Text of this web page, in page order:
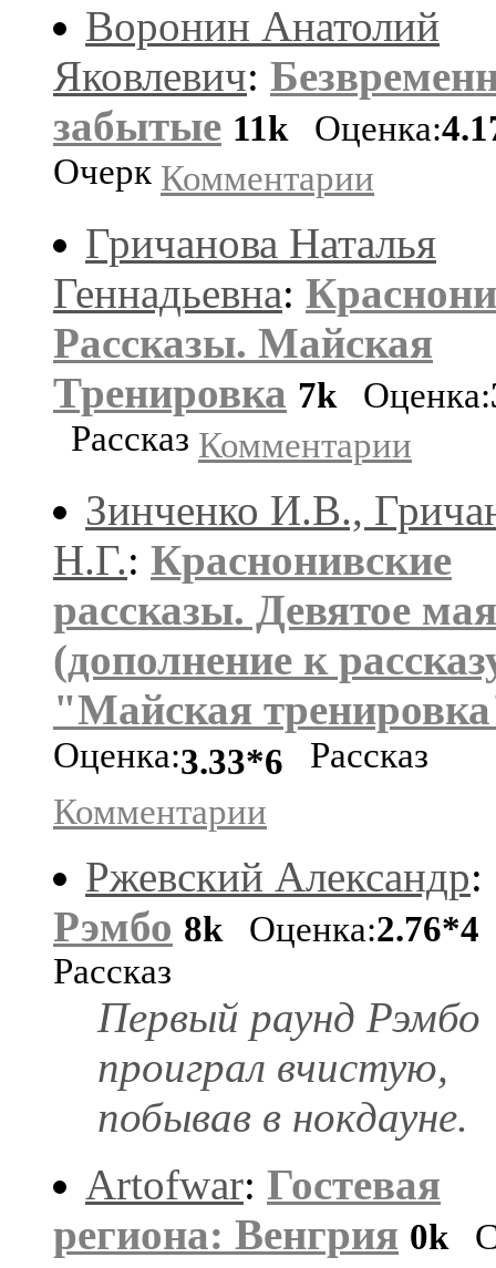
Воронин Анатолий
Яковлевич:
забытые 11k Оценка:
Очерк Комментарии
Гричанова Наталья
Геннадьевна:
Рассказы. Майская
Тренировка 7k Оценка:
Рассказ Комментарии
Зинченко И.В.,
Н.Г.: Краснонивские
рассказы. Девятое мая
(дополнение к
"Майская
Оценка:3.33*6 Рассказ
Комментарии
Ржевский Александр:
Рэмбо 8k Оценка:2.76*4
Рассказ
Первый раунд Рэмбо
проиграл вчистую,
побывав в нокдауне.
Artofwar: Гостевая
региона: Венгрия 0k